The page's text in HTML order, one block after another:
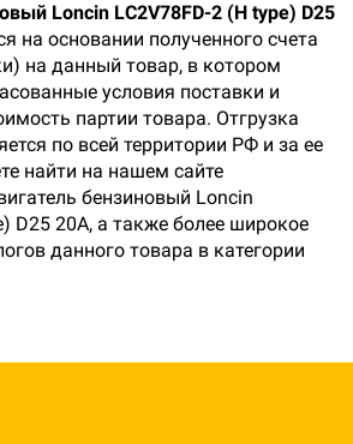
Loncin LC2V78FD-2 (H type) D25
на основании полученного счета
на данный товар, в котором
условия поставки и
партии товара. Отгрузка
по всей территории РФ и за ее
найти на нашем сайте
бензиновый Loncin
D25 20А, а также более широкое
данного товара в категории